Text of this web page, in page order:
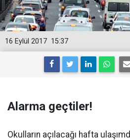
15:37
16 Eylül 2017
Alarma geçtiler!
Okulların açılacağı hafta